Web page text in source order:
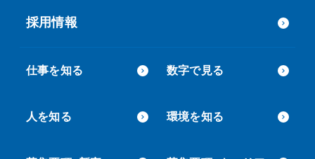
採用情報
仕事を知る 数字で見る
人を知る 環境を知る